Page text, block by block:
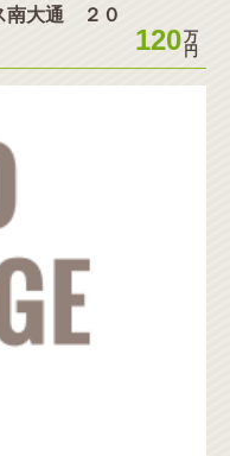
南大通 ２０
120万
円